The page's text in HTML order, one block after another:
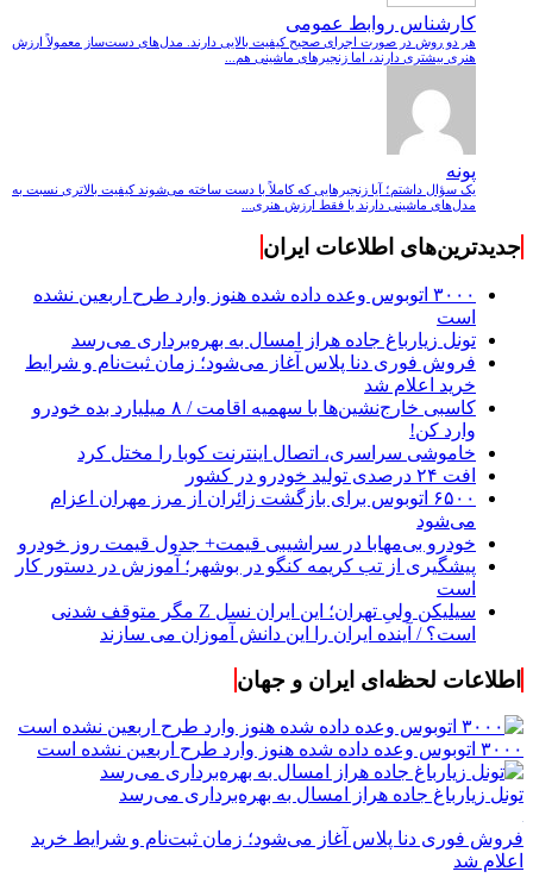
کارشناس روابط عمومی
هر دو روش در صورت اجرای صحیح کیفیت بالایی دارند. مدل‌های دست‌ساز معمولاً ارزش
هنری بیشتری دارند، اما زنجیرهای ماشینی هم...
پونه
یک سؤال داشتم؛ آیا زنجیرهایی که کاملاً با دست ساخته می‌شوند کیفیت بالاتری نسبت به
مدل‌های ماشینی دارند یا فقط ارزش هنری...
جدیدترین‌های اطلاعات ایران
۳۰۰۰ اتوبوس وعده داده شده هنوز وارد طرح اربعین نشده
است
تونل زیارباغ جاده هراز امسال به بهره‌برداری می‌رسد
فروش فوری دنا پلاس آغاز می‌شود؛ زمان ثبت‌نام و شرایط
خرید اعلام شد
کاسبی خارج‌نشین‌ها با سهمیه اقامت / ۸ میلیارد بده خودرو
وارد کن!
خاموشی سراسری، اتصال اینترنت کوبا را مختل کرد
افت ۲۴ درصدی تولید خودرو در کشور
۶۵۰۰ اتوبوس برای بازگشت زائران از مرز مهران اعزام
می‌شود
خودرو بی‌مهابا در سراشیبی قیمت+ جدول قیمت روز خودرو
پیشگیری از تب کریمه کنگو در بوشهر؛ آموزش در دستور کار
است
سیلیکن ولیِ تهران؛ این ایران نسل Z مگر متوقف شدنی
است؟ / آینده ایران را این دانش آموزان می سازند
اطلاعات لحظه‌ای ایران و جهان
۳۰۰۰ اتوبوس وعده داده شده هنوز وارد طرح اربعین نشده است
تونل زیارباغ جاده هراز امسال به بهره‌برداری می‌رسد
فروش فوری دنا پلاس آغاز می‌شود؛ زمان ثبت‌نام و شرایط خرید
اعلام شد